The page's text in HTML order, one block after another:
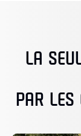
LA
PAR LES